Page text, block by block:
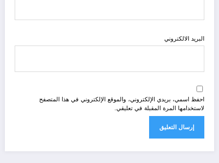
البريد الالكتروني
احفظ اسمي، بريدي الإلكتروني، والموقع الإلكتروني في هذا المتصفح
لاستخدامها المرة المقبلة في تعليقي.